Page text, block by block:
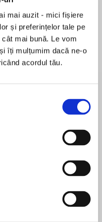
mai auzit - mici fișiere
și preferințelor tale pe
mai bună. Le vom
îți mulțumim dacă ne-o
acordul tău.
you can’t accept
brother, facing the
used to mean
WGA-nominated